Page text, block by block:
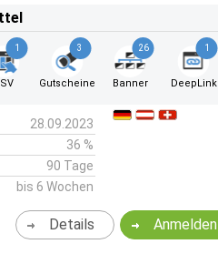
1 3
Gutscheine
26
Banner
1
DeepLink
28.09.2023
36 %
90 Tage
bis 6 Wochen
Anmelden
Details